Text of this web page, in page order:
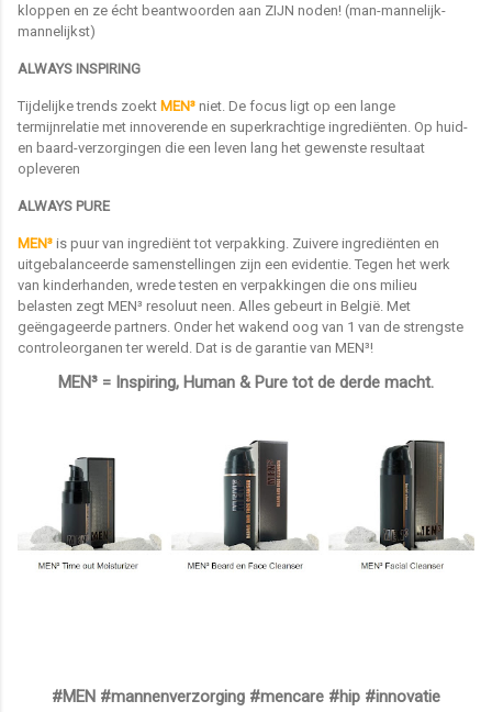
kloppen en ze écht beantwoorden aan ZIJN noden! (man-mannelijk-
mannelijkst)
ALWAYS INSPIRING
Tijdelijke trends zoekt MEN³ niet. De focus ligt op een lange
termijnrelatie met innoverende en superkrachtige ingrediënten. Op huid-
en baard-verzorgingen die een leven lang het gewenste resultaat
opleveren
ALWAYS PURE
MEN³ is puur van ingrediënt tot verpakking. Zuivere ingrediënten en
uitgebalanceerde samenstellingen zijn een evidentie. Tegen het werk
van kinderhanden, wrede testen en verpakkingen die ons milieu
belasten zegt MEN³ resoluut neen. Alles gebeurt in België. Met
geëngageerde partners. Onder het wakend oog van 1 van de strengste
controleorganen ter wereld. Dat is de garantie van MEN³!
MEN³ = Inspiring, Human & Pure tot de derde macht.
#MEN #mannenverzorging #mencare #hip #innovatie